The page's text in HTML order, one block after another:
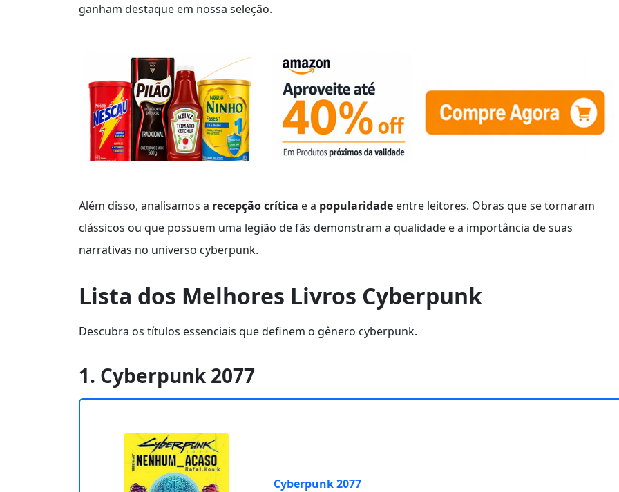
ganham destaque em nossa seleção.
Além disso, analisamos a recepção crítica e a popularidade entre leitores. Obras que se tornaram
clássicos ou que possuem uma legião de fãs demonstram a qualidade e a importância de suas
narrativas no universo cyberpunk.
Lista dos Melhores Livros Cyberpunk
Descubra os títulos essenciais que definem o gênero cyberpunk.
1. Cyberpunk 2077
Cyberpunk 2077